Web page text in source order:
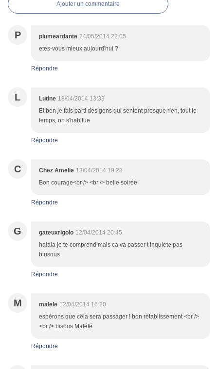
Ajouter un commentaire
P plumeardante 24/05/2014 22:05
etes-vous mieux aujourd'hui ?
Répondre
L Lutine 18/04/2014 13:33
Et ben je fais parti des gens qui sentent presque rien, tout le
temps, on s'habitue
Répondre
C Chez Amelie 13/04/2014 19:28
Bon courage<br /> <br /> belle soirée
Répondre
G gateuxrigolo 12/04/2014 20:45
halala je te comprend mais ca va passer t inquiete pas
biusous
Répondre
M malele 12/04/2014 16:20
espérons que cela sera passager ! bon rétablissement <br />
<br /> bisous Malélé
Répondre